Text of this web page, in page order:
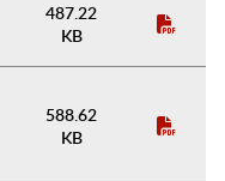
487.22
KB
588.62
KB